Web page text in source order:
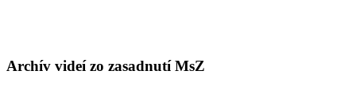
Archív videí zo zasadnutí MsZ